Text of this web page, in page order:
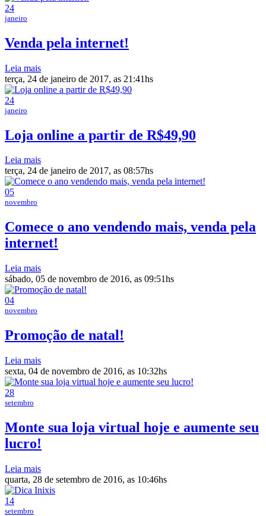
24
janeiro
Venda pela internet!
Leia mais
terça, 24 de janeiro de 2017, as 21:41hs
24
janeiro
Loja online a partir de R$49,90
Leia mais
terça, 24 de janeiro de 2017, as 08:57hs
05
novembro
Comece o ano vendendo mais, venda pela
internet!
Leia mais
sábado, 05 de novembro de 2016, as 09:51hs
04
novembro
Promoção de natal!
Leia mais
sexta, 04 de novembro de 2016, as 10:32hs
28
setembro
Monte sua loja virtual hoje e aumente seu
lucro!
Leia mais
quarta, 28 de setembro de 2016, as 10:46hs
14
setembro